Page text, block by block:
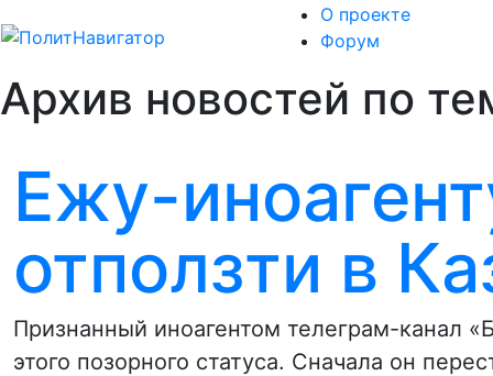
О проекте
Форум
Архив новостей по
Ежу-
отползти в
Признанный иноагентом телеграм-канал
этого позорного статуса. Сначала он